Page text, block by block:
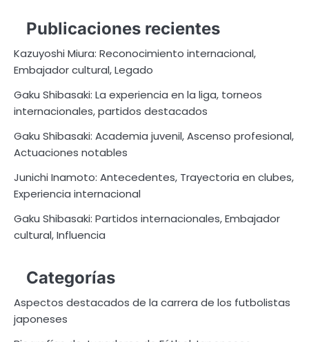
Publicaciones recientes
Kazuyoshi Miura: Reconocimiento internacional,
Embajador cultural, Legado
Gaku Shibasaki: La experiencia en la liga, torneos
internacionales, partidos destacados
Gaku Shibasaki: Academia juvenil, Ascenso profesional,
Actuaciones notables
Junichi Inamoto: Antecedentes, Trayectoria en clubes,
Experiencia internacional
Gaku Shibasaki: Partidos internacionales, Embajador
cultural, Influencia
Categorías
Aspectos destacados de la carrera de los futbolistas
japoneses